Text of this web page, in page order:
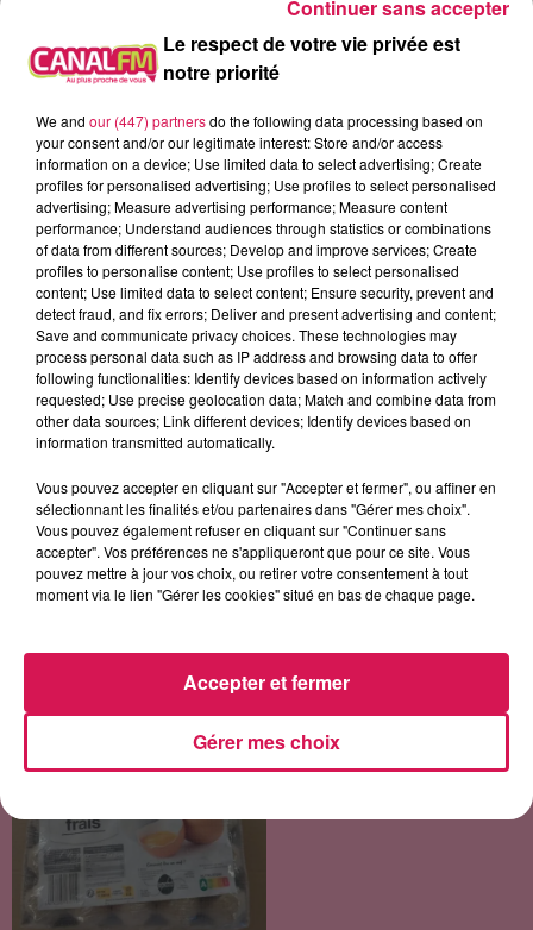
Le réveil de Canal FM
7h27
7h27
ADELE CASTILLON
Été Avec Toi
7h24
7h24
ANGÈLE FEAT. JUSTICE
What You Want
7h21
7h21
BENSON BOONE
Beautiful Things
LES ARTICLES LES PLUS CONSULTÉS
CHALEUR ET RISQUE
D'ORAGES CE LUNDI EN
SAMBRE-AVESNOIS-
Un temps typiquement estival
et changeant concerne nos
secteurs ce lundi 3 août. Entre
des températures élevées
l'après-midi et un risque
Le respect de votre vie privée est
notre priorité
We and our (447) partnersdo the following data processing based on
your consent and/or our legitimate interest: Store and/or access
information on a device; Use limited data to select advertising; Create
profiles for personalised advertising; Use profiles to select personalised
advertising; Measure advertising performance; Measure content
performance; Understand audiences through statistics or combinations
of data from different sources; Develop and improve services; Create
profiles to personalise content; Use profiles to select personalised
content; Use limited data to select content; Ensure security, prevent and
detect fraud, and fix errors; Deliver and present advertising and content;
Save and communicate privacy choices. These technologies may
process personal data such as IP address and browsing data to offer
following functionalities: Identify devices based on information actively
requested; Use precise geolocation data; Match and combine data from
other data sources; Link different devices; Identify devices based on
information transmitted automatically.
Vous pouvez accepter en cliquant sur "Accepter et fermer", ou affiner en
sélectionnant les finalités et/ou partenaires dans "Gérer mes choix".
Vous pouvez également refuser en cliquant sur "Continuer sans
accepter". Vos préférences ne s'appliqueront que pour ce site. Vous
pouvez mettre à jour vos choix, ou retirer votre consentement à tout
moment via le lien "Gérer les cookies" situé en bas de chaque page.
Gérer mes choix
Accepter et fermer
Continuer sans accepter